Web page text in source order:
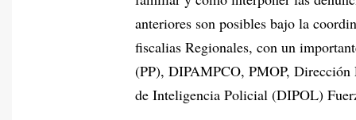
anteriores son posibles bajo la
fiscalias Regionales, con un
(PP), DIPAMPCO, PMOP,
de Inteligencia Policial (DIPOL)